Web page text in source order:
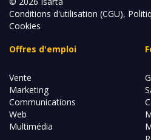
Conditions d'utilisation (CGU),
Cookies
Offres d'emploi
Vente
Marketing
Communications
Web
Multimédia